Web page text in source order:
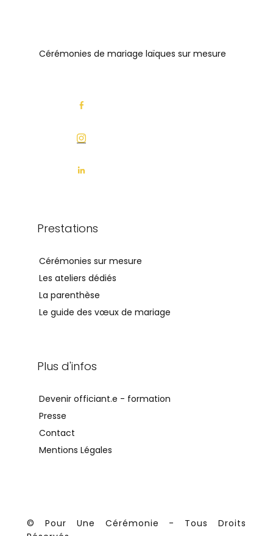
Cérémonies de mariage laïques sur mesure
Prestations
Cérémonies sur mesure
Les ateliers dédiés
La parenthèse
Le guide des vœux de mariage
Plus d'infos
Devenir officiant.e - formation
Presse
Contact
Mentions Légales
© Pour Une Cérémonie - Tous Droits